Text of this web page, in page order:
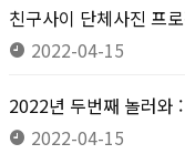
친구사이 단체사진 프
2022-04-15
2022년 두번째 놀러와
2022-04-15